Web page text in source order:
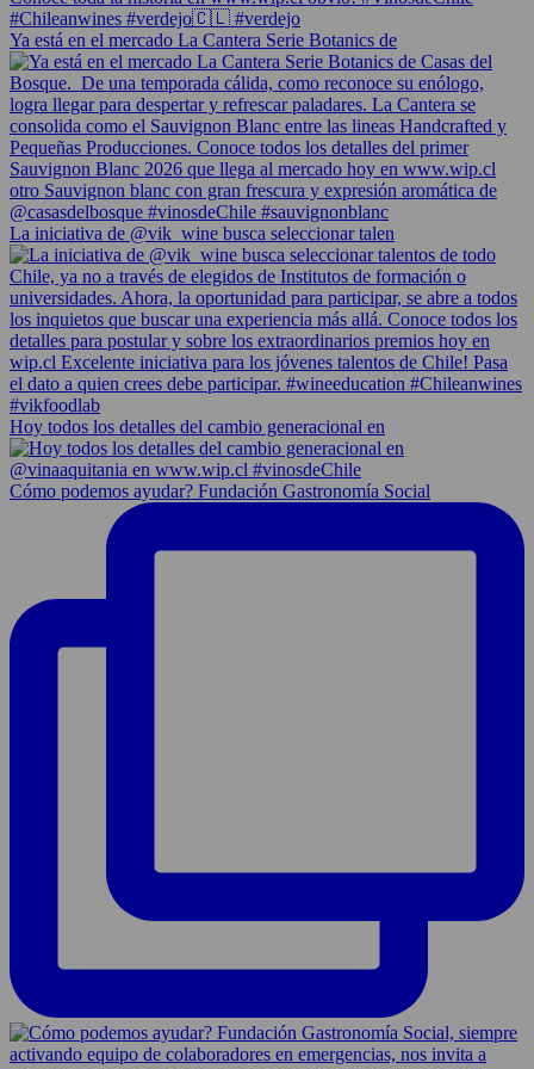
Ya está en el mercado La Cantera Serie Botanics de
La iniciativa de @vik_wine busca seleccionar talen
Hoy todos los detalles del cambio generacional en
Cómo podemos ayudar? Fundación Gastronomía Social